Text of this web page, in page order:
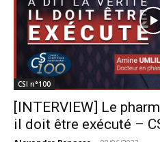
CSI n°100
[INTERVIEW] Le
il doit être exécuté –